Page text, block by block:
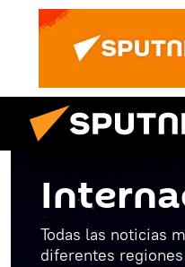
Todas las noticias
diferentes